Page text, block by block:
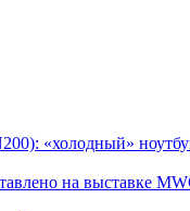
«холодный»
на выставке